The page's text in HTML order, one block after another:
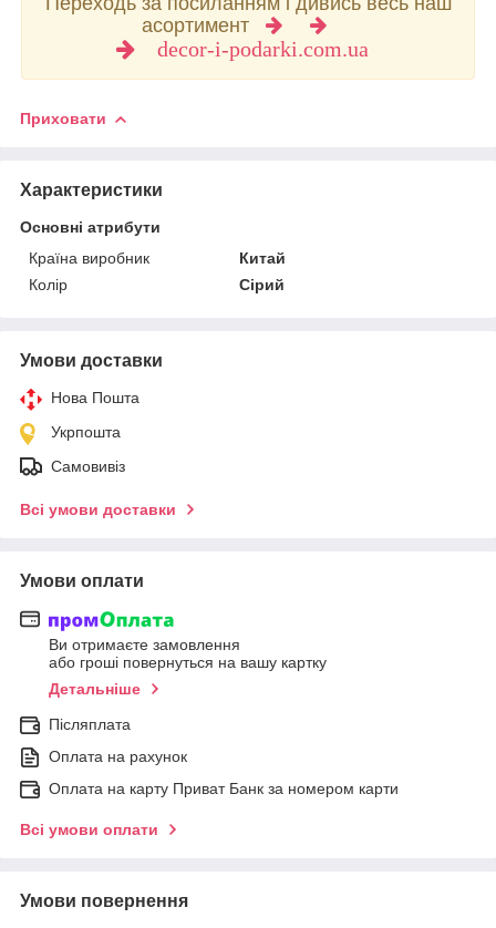
асортимент
decor-i-podarki.com.ua
Приховати
Характеристики
Основні атрибути
Країна виробник
Китай
Колір
Сірий
Умови доставки
Нова Пошта
Укрпошта
Самовивіз
Всі умови доставки
Умови оплати
Ви отримаєте замовлення
або гроші повернуться на вашу картку
Детальніше
Післяплата
Оплата на рахунок
Оплата на карту Приват Банк за номером карти
Всі умови оплати
Умови повернення